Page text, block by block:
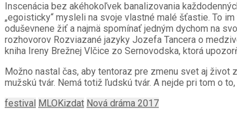
Inscenácia bez akéhokoľvek banalizovania
„egoisticky“ mysleli na svoje vlastné malé šťastie. To
oduševnene žiť a najmä spomínať jedným dychom na
rozhovorov Rozviazané jazyky Jozefa Tancera o
kniha Ireny Brežnej Vlčice zo Sernovodska, ktorá
Možno nastal čas, aby tentoraz pre zmenu svet aj život
mužskú tvár. Nemá totiž ľudskú tvár. A nejde pri tom o
festival MLOKizdat Nová dráma 2017